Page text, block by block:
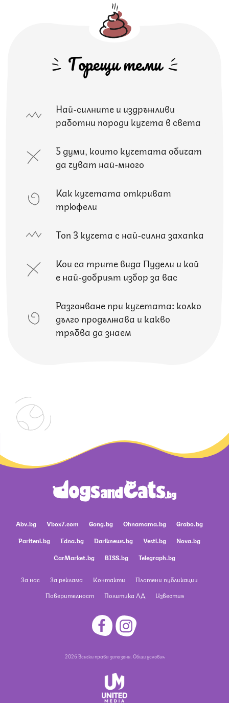
Горещи теми
Най-силните и издръжливи
работни породи кучета в света
5 думи, които кучетата обичат
да чуват най-много
Как кучетата откриват
трюфели
Топ 3 кучета с най-силна захапка
Кои са трите вида Пудели и кой
е най-добрият избор за вас
Разгонване при кучетата: колко
дълго продължава и какво
трябва да знаем
Abv.bg Vbox7.com Gong.bg Ohnamama.bg
Grabo.bg
Pariteni.bg
Edna.bg Dariknews.bg Vesti.bg
Nova.bg
CarMarket.bg
BISS.bg Telegraph.bg
За нас За реклама Контакти
Платени публикации
Поверителност
Политика ЛД Известия
2026 Всички права запазени. Общи условия